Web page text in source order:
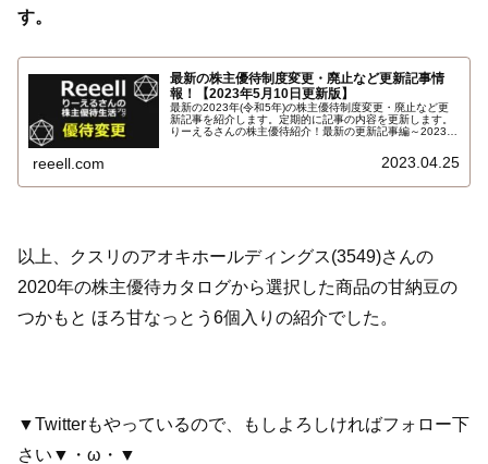
す。
最新の株主優待制度変更・廃止など更新記事情
報！【2023年5月10日更新版】
最新の2023年(令和5年)の株主優待制度変更・廃止など更
新記事を紹介します。定期的に記事の内容を更新します。
りーえるさんの株主優待紹介！最新の更新記事編～2023年
reeell.com 2023.04.25
以上、クスリのアオキホールディングス(3549)さんの
2020年の株主優待カタログから選択した商品の甘納豆の
つかもと ほろ甘なっとう6個入りの紹介でした。
▼Twitterもやっているので、もしよろしければフォロー下
さい▼・ω・▼